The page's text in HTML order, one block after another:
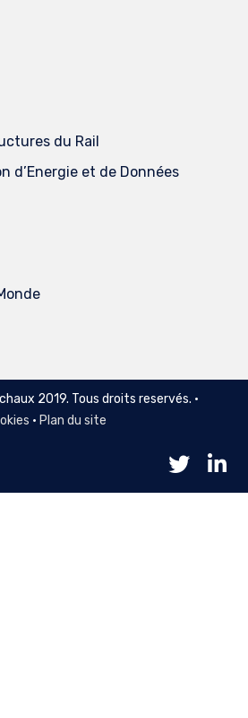
du Rail
d’Energie et de Données
2019. Tous droits reservés. •
• Plan du site